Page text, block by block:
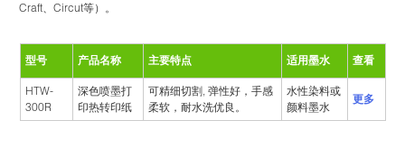
Craft、Circut等）。
型号 产品名称 主要特点 适用墨水 查看
HTW-
300R
深色喷墨打
印热转印纸
可精细切割, 弹性好，手感
柔软，耐水洗优良。
水性染料或
颜料墨水
更多